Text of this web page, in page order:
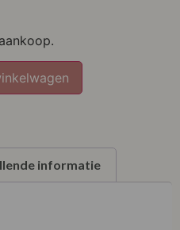
informatie